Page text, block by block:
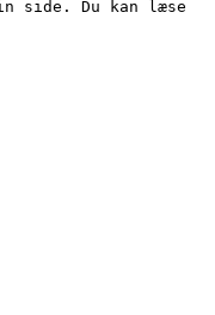
side. Du kan læse